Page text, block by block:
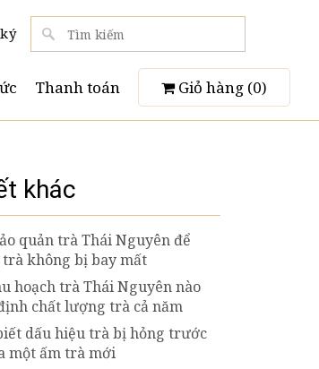
Thanh toán Giỏ hàng (0)
khác
quản trà Thái Nguyên để
không bị bay mất
hoạch trà Thái Nguyên nào
chất lượng trà cả năm
dấu hiệu trà bị hỏng trước
một ấm trà mới